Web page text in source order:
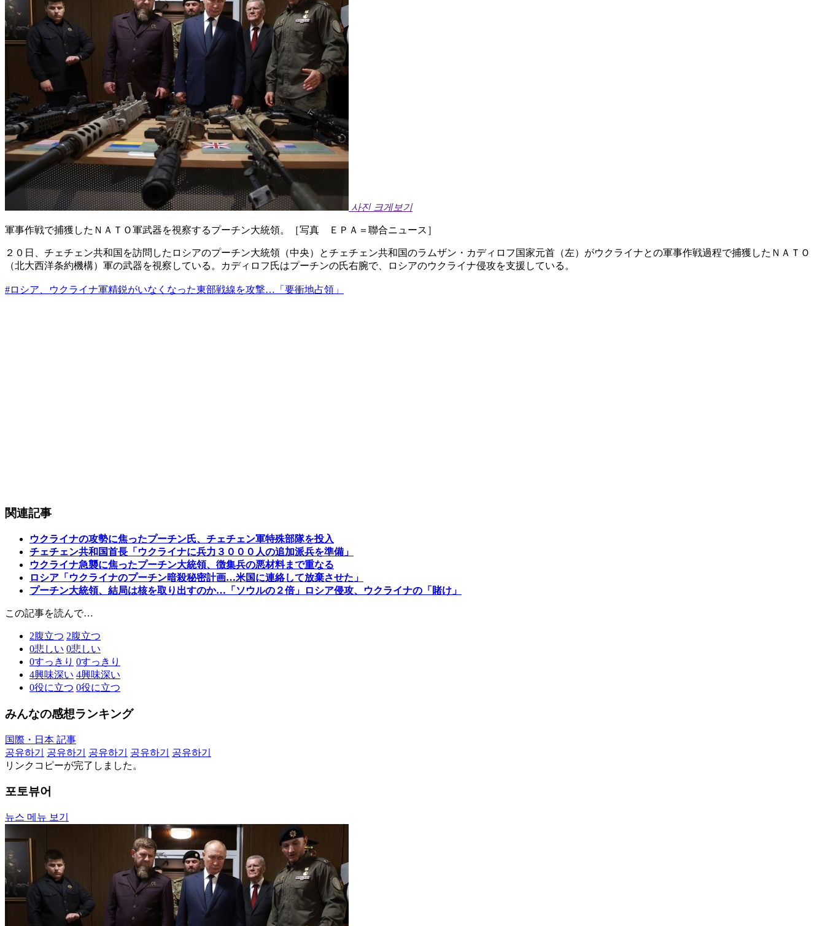
사진 크게보기
軍事作戦で捕獲したＮＡＴＯ軍武器を視察するプーチン大統領。［写真 ＥＰＡ＝聯合ニュース］
２０日、チェチェン共和国を訪問したロシアのプーチン大統領（中央）とチェチェン共和国のラムザン・カディロフ国家元首（左）がウクライナとの軍事作戦過程で捕獲したＮＡＴＯ
（北大西洋条約機構）軍の武器を視察している。カディロフ氏はプーチンの氏右腕で、ロシアのウクライナ侵攻を支援している。
#ロシア、ウクライナ軍精鋭がいなくなった東部戦線を攻撃…「要衝地占領」
関連記事
ウクライナの攻勢に焦ったプーチン氏、チェチェン軍特殊部隊を投入
チェチェン共和国首長「ウクライナに兵力３０００人の追加派兵を準備」
ウクライナ急襲に焦ったプーチン大統領、徴集兵の悪材料まで重なる
ロシア「ウクライナのプーチン暗殺秘密計画…米国に連絡して放棄させた」
プーチン大統領、結局は核を取り出すのか…「ソウルの２倍」ロシア侵攻、ウクライナの「賭け」
この記事を読んで…
2腹立つ 2腹立つ
0悲しい 0悲しい
0すっきり 0すっきり
4興味深い 4興味深い
0役に立つ 0役に立つ
みんなの感想ランキング
国際・日本 記事
공유하기
공유하기 공유하기 공유하기
공유하기
リンクコピーが完了しました。
포토뷰어
뉴스 메뉴 보기